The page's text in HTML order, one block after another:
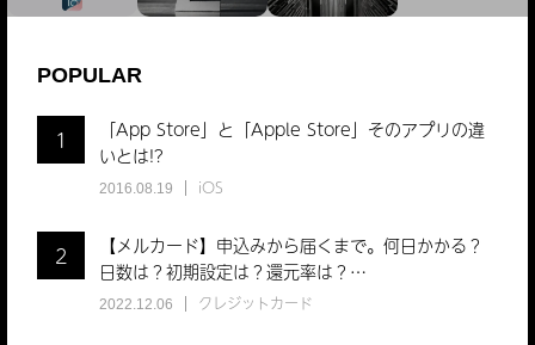
POPULAR
1
「App Store」と「Apple Store」そのアプリの違
いとは!?
2016.08.19 iOS
2
【メルカード】申込みから届くまで。何日かかる？
日数は？初期設定は？還元率は？…
2022.12.06 クレジットカード